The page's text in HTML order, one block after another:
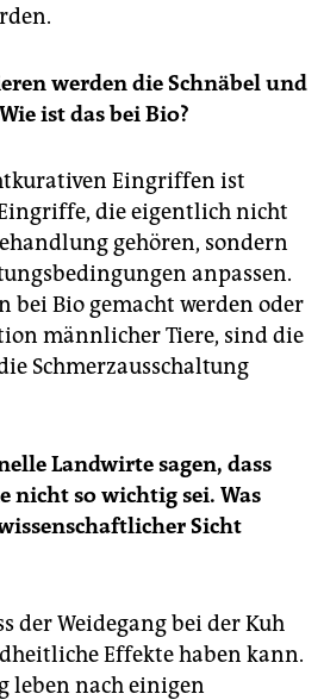
werden die Schnäbel und
ist das bei Bio?
Eingriffen ist
die eigentlich nicht
gehören, sondern
anpassen.
bei Bio gemacht werden oder
männlicher Tiere, sind die
Schmerzausschaltung
Landwirte sagen, dass
nicht so wichtig sei. Was
Sicht
der Weidegang bei der Kuh
Effekte haben kann.
leben nach einigen